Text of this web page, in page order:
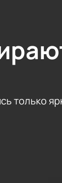
можно на
Оплатить
только